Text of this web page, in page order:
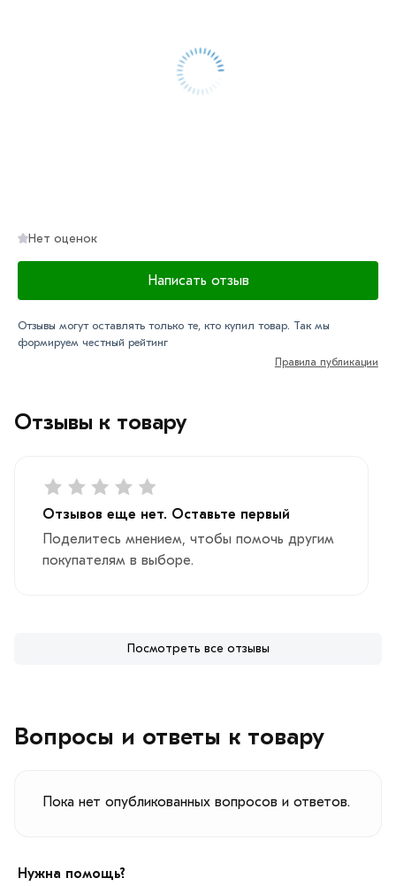
Отзывы к товару
Отзывов еще нет. Оставьте первый
Поделитесь мнением, чтобы помочь другим
покупателям в выборе.
Посмотреть все отзывы
Нет оценок
Написать отзыв
Отзывы могут оставлять только те, кто купил товар. Так мы
формируем честный рейтинг
Правила публикации
Вопросы и ответы к товару
Пока нет опубликованных вопросов и ответов.
Нужна помощь?